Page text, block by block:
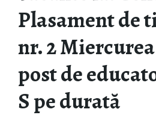
Plasament de
nr. 2
post de
S pe durată